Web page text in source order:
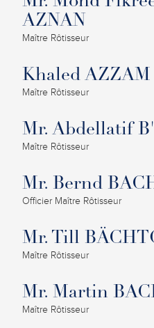
AZNAN
Maître Rôtisseur
Khaled AZZAM
Maître Rôtisseur
Mr. Abdellatif
Maître Rôtisseur
Mr. Bernd
Officier Maître Rôtisseur
Mr. Till
Maître Rôtisseur
Mr. Martin
Maître Rôtisseur